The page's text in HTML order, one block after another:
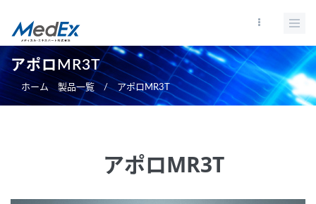
コ
ン
テ
ン
アポロMR3T
ホーム 製品一覧 / アポロMR3T
アポロMR3T